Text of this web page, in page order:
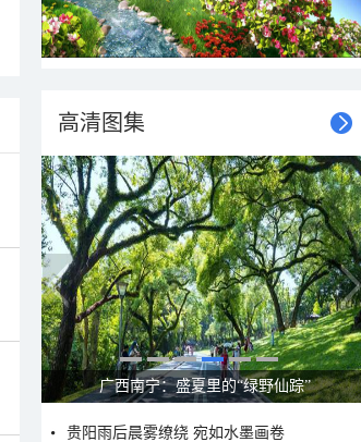
高清图集
呼伦贝尔草原 藏着最治愈的蓝天白云
贵阳雨后晨雾缭绕 宛如水墨画卷